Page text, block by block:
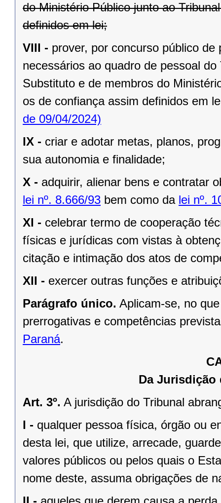
do Ministério Público junto ao
definidos em lei;
VIII - prover, por concurso público
necessários ao quadro de pessoal
Substituto e de membros do
os de confiança assim definidos em
de 09/04/2024)
IX - criar e adotar metas, planos,
sua autonomia e finalidade;
X - adquirir, alienar bens e contratar
lei nº. 8.666/93 bem como da lei nº.
XI - celebrar termo de cooperação
físicas e jurídicas com vistas à
citação e intimação dos atos de
XII - exercer outras funções e
Parágrafo único. Aplicam-se, no
prerrogativas e competências
Paraná.
Da Jurisdição
Art. 3º. A jurisdição do Tribunal
I - qualquer pessoa física, órgão ou
desta lei, que utilize, arrecade,
valores públicos ou pelos quais o
nome deste, assuma obrigações de